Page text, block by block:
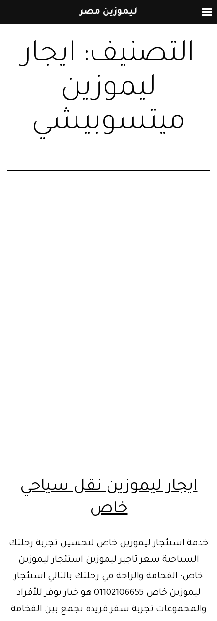
إلى
التصنيف: ايجار
ليموزين
ميتسوبيشي
ايجار ليموزين نقل سياحي
خاص
خدمة استئجار ليموزين خاص لتحسين تجربة رحلتك
السياحية سعر تاجير ليموزين استئجار ليموزين
خاص: الفخامة والراحة في رحلتك بالتالي استئجار
ليموزين خاص 01102106655 هو خيار يوفر للأفراد
والمجموعات تجربة سفر فريدة تجمع بين الفخامة
ليموزين مصر